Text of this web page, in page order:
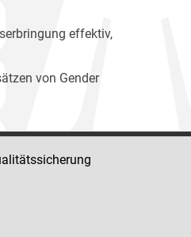
effektiv,
von Gender